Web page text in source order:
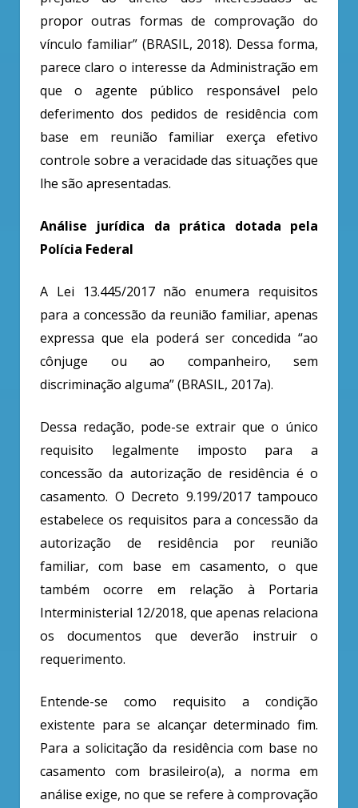
propor outras formas de comprovação do
vínculo familiar” (BRASIL, 2018). Dessa forma,
parece claro o interesse da Administração em
que o agente público responsável pelo
deferimento dos pedidos de residência com
base em reunião familiar exerça efetivo
controle sobre a veracidade das situações que
lhe são apresentadas.
Análise jurídica da prática dotada pela
Polícia Federal
A Lei 13.445/2017 não enumera requisitos
para a concessão da reunião familiar, apenas
expressa que ela poderá ser concedida “ao
cônjuge ou ao companheiro, sem
discriminação alguma” (BRASIL, 2017a).
Dessa redação, pode-se extrair que o único
requisito legalmente imposto para a
concessão da autorização de residência é o
casamento. O Decreto 9.199/2017 tampouco
estabelece os requisitos para a concessão da
autorização de residência por reunião
familiar, com base em casamento, o que
também ocorre em relação à Portaria
Interministerial 12/2018, que apenas relaciona
os documentos que deverão instruir o
requerimento.
Entende-se como requisito a condição
existente para se alcançar determinado fim.
Para a solicitação da residência com base no
casamento com brasileiro(a), a norma em
análise exige, no que se refere à comprovação